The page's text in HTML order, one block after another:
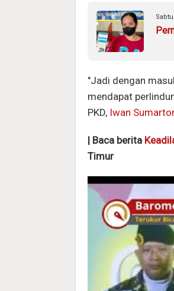
"Jadi dengan
mendapat
PKD, Iwan
| Baca berita
Timur